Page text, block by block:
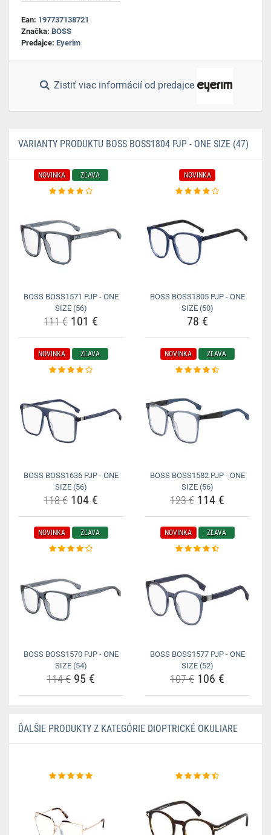
Ean: 197737138721
Značka: BOSS
Predajce: Eyerim
Zistiť viac informácií od predajce
VARIANTY PRODUKTU BOSS BOSS1804 PJP - ONE SIZE (47)
NOVINKA ZĽAVA
BOSS BOSS1571 PJP - ONE
SIZE (56)
111 € 101 €
NOVINKA
BOSS BOSS1805 PJP - ONE
SIZE (50)
78 €
NOVINKA ZĽAVA
BOSS BOSS1636 PJP - ONE
SIZE (56)
118 € 104 €
NOVINKA ZĽAVA
BOSS BOSS1582 PJP - ONE
SIZE (56)
123 € 114 €
NOVINKA ZĽAVA
BOSS BOSS1570 PJP - ONE
SIZE (54)
114 € 95 €
NOVINKA ZĽAVA
BOSS BOSS1577 PJP - ONE
SIZE (52)
107 € 106 €
ĎALŠIE PRODUKTY Z KATEGÓRIE DIOPTRICKÉ OKULIARE